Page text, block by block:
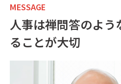
MESSAGE
人事は禅問答のよ
ることが大切